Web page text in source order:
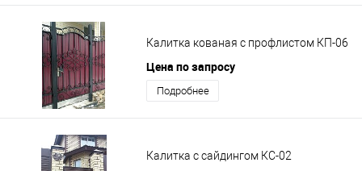
Калитка кованая с профлистом КП-06
Цена по запросу
Подробнее
Калитка с сайдингом КС-02